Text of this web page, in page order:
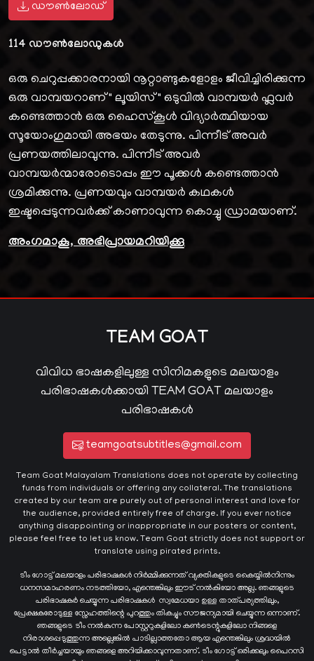
ഡൗൺലോഡ്
114 ഡൗൺലോഡുകൾ
ഒരു ചെറുപ്പക്കാരനായി നൂറ്റാണ്ടുകളോളം ജീവിച്ചിരിക്കുന്ന
ഒരു വാമ്പയറാണ് " ലൂയിസ് " ഒടുവിൽ വാമ്പയർ ഫ്ലവർ
കണ്ടെത്താൻ ഒരു ഹൈസ്കൂൾ വിദ്യാർത്ഥിയായ
സൂയോംഗുമായി അഭയം തേടുന്നു. പിന്നീട് അവർ
പ്രണയത്തിലാവുന്നു. പിന്നീട് അവർ
വാമ്പയർന്മാരോടൊപ്പം ഈ പൂക്കൾ കണ്ടെത്താൻ
ശ്രമിക്കുന്നു. പ്രണയവും വാമ്പയർ കഥകൾ
ഇഷ്ടപ്പെടുന്നവർക്ക് കാണാവുന്ന കൊച്ചു ഡ്രാമയാണ്.
അംഗമാകൂ, അഭിപ്രായമറിയിക്കൂ
TEAM GOAT
വിവിധ ഭാഷകളിലുള്ള സിനിമകളുടെ മലയാളം
പരിഭാഷകൾക്കായി TEAM GOAT മലയാളം
പരിഭാഷകൾ
teamgoatsubtitles@gmail.com
Team Goat Malayalam Translations does not operate by collecting
funds from individuals or offering any collateral. The translations
created by our team are purely out of personal interest and love for
the audience, provided entirely free of charge. If you ever notice
anything disappointing or inappropriate in our posters or content,
please feel free to let us know. Team Goat strictly does not support or
translate using pirated prints.
ടീം ഗോട്ട് മലയാളം പരിഭാഷകൾ നിർമ്മിക്കുന്നത് വ്യക്തികളുടെ കൈയ്യില്‍നിന്നും
ധനസമാഹരണം നടത്തിയോ, എന്തെങ്കിലും ഈട് നൽകിയോ അല്ല. ഞങ്ങളുടെ
പരിഭാഷകർ ചെയ്യുന്ന പരിഭാഷകള്‍ സ്വമേധയാ ഉള്ള താത്പര്യത്തിലും,
പ്രേക്ഷകരോടുള്ള സ്നേഹത്തിന്റെ പുറത്തും തികച്ചും സൗജന്യമായി ചെയ്യുന്ന ഒന്നാണ്.
ഞങ്ങളുടെ ടീം നൽകുന്ന പോസ്റ്ററുകളിലോ കൺടെന്റുകളിലോ നിങ്ങളെ
നിരാശപ്പെടുത്തുന്ന അല്ലെങ്കിൽ പാടില്ലാത്തതോ ആയ എന്തെങ്കിലും ശ്രദ്ധയിൽ
പെട്ടാൽ തീർച്ചയായും ഞങ്ങളെ അറിയിക്കാവുന്നതാണ്. ടീം ഗോട്ട് ഒരിക്കലും പൈറസി